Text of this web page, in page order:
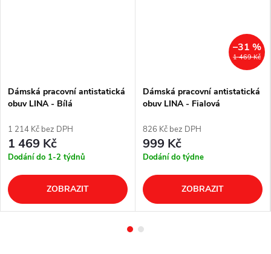
Dámská pracovní antistatická
obuv LINA - Bílá
1 214 Kč bez DPH
1 469 Kč
Dodání do 1-2 týdnů
ZOBRAZIT
1 469 Kč
–31 %
Dámská pracovní antistatická
obuv LINA - Fialová
826 Kč bez DPH
999 Kč
Dodání do týdne
ZOBRAZIT